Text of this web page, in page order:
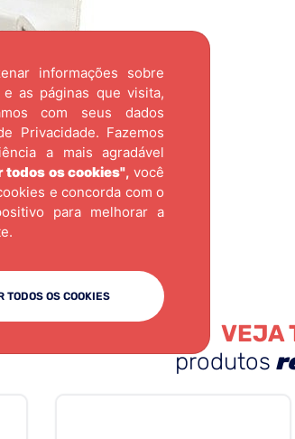
informações sobre
as páginas que visita,
com seus dados
Privacidade. Fazemos
a mais agradável
todos os cookies", você
e concorda com o
para melhorar a
TODOS OS COOKIES
VEJA
produtos